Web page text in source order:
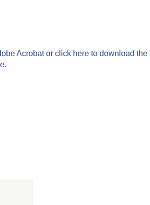
Acrobator click here to download the